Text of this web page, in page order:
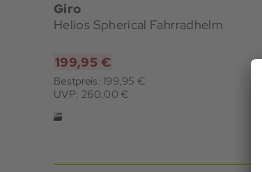
Giro
Helios Spherical Fahrradhelm
199,95 €
Bestpreis: 199,95 €
UVP: 260,00 €